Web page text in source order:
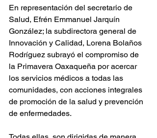
En representación del secretario de
Salud, Efrén Emmanuel Jarquín
González; la subdirectora general de
Innovación y Calidad, Lorena Bolaños
Rodríguez subrayó el compromiso de
la Primavera Oaxaqueña por acercar
los servicios médicos a todas las
comunidades, con acciones integrales
de promoción de la salud y prevención
de enfermedades.